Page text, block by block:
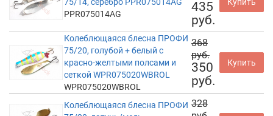
PPR075014AG
435
руб.
Колеблющаяся блесна ПРОФИ
75/20, голубой + белый с
красно-желтыми полсами и
сеткой WPR075020WBROL
WPR075020WBROL
368
руб.
350
руб.
Купить
Колеблющаяся блесна ПРОФИ 328